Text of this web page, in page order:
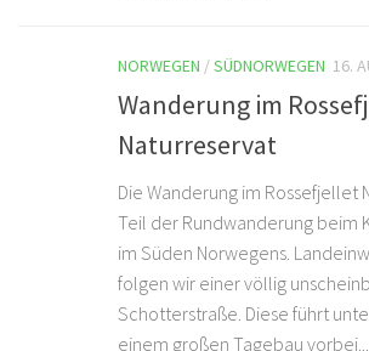
NORWEGEN /SÜDNORWEGEN 16.
Wanderung im
Naturreservat
Die Wanderung im Rossefjellet
Teil der Rundwanderung beim
im Süden Norwegens.
folgen wir einer völlig
Schotterstraße. Diese führt
einem großen Tagebau